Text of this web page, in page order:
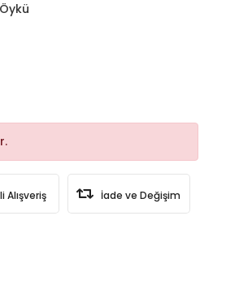
Alışveriş İade ve Değişim